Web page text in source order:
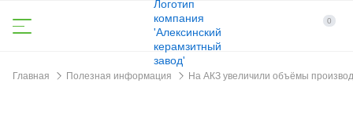
0
Главная Полезная информация На АКЗ увеличили объёмы